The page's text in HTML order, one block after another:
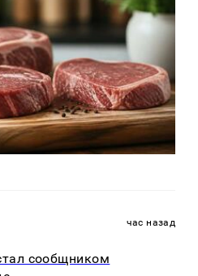
час назад
сообщником